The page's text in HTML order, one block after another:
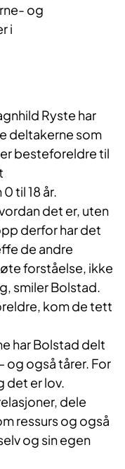
og
i
Ryste har
deltakerne som
besteforeldre til
til 18 år.
det er, uten
derfor har det
de andre
forståelse, ikke
smiler Bolstad.
kom de tett
har Bolstad delt
og også tårer. For
det er lov.
dele
ressurs og også
og sin egen